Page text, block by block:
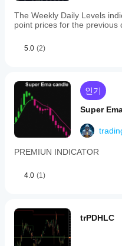
The Weekly Daily Levels
point prices for the previous
5.0 (2)
인기
Super
PREMIUN INDICATOR
4.0 (1)
trPDHLC